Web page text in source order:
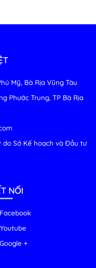
sát Vũng Tàu
Vũng Tàu
Mỹ, Bà Rịa Vũng Tàu
Phước Trung, TP Bà Rịa
do Sở Kế hoạch và Đầu tư
NỐI
Facebook
Youtube
Google +